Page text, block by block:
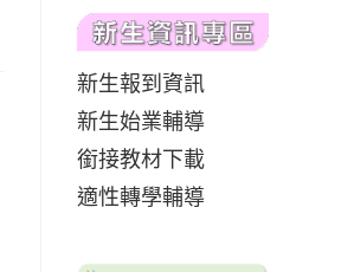
新生報到資訊
新生始業輔導
銜接教材下載
適性轉學輔導